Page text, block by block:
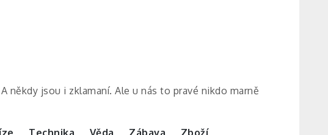
někdy jsou i zklamaní. Ale u nás to pravé nikdo marně
Technika Věda Zábava Zboží